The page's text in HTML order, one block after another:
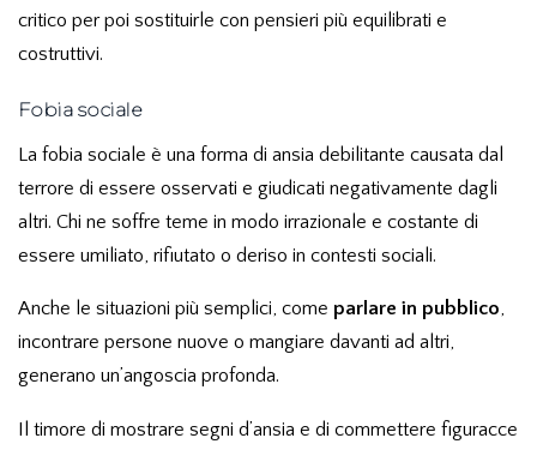
critico per poi sostituirle con pensieri più equilibrati e
costruttivi.
Fobia sociale
La fobia sociale è una forma di ansia debilitante causata dal
terrore di essere osservati e giudicati negativamente dagli
altri. Chi ne soffre teme in modo irrazionale e costante di
essere umiliato, rifiutato o deriso in contesti sociali.
Anche le situazioni più semplici, come parlare in pubblico,
incontrare persone nuove o mangiare davanti ad altri,
generano un’angoscia profonda.
Il timore di mostrare segni d’ansia e di commettere figuracce